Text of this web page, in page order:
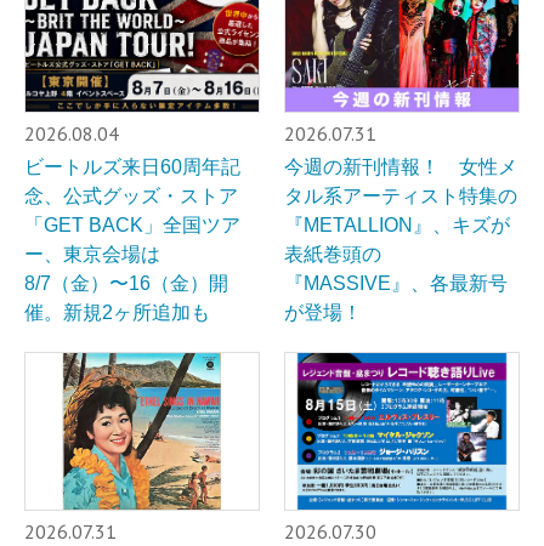
2026.08.04
ビートルズ来日60周年記
念、公式グッズ・ストア
「GET BACK」全国ツア
ー、東京会場は
8/7（金）〜16（金）開
催。新規2ヶ所追加も
2026.07.31
今週の新刊情報！ 女性メ
タル系アーティスト特集の
『METALLION』、キズが
表紙巻頭の
『MASSIVE』、各最新号
が登場！
2026.07.31 2026.07.30